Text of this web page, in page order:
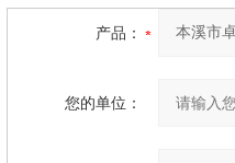
产品：
您的单位：